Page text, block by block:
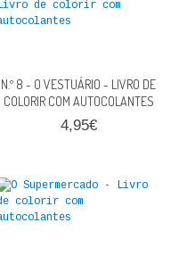
N.º 8 - O VESTUÁRIO - LIVRO DE
COLORIR COM AUTOCOLANTES
4,95€